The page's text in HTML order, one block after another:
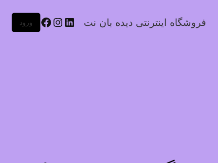
فروشگاه اینترنتی دیده بان نت ورود